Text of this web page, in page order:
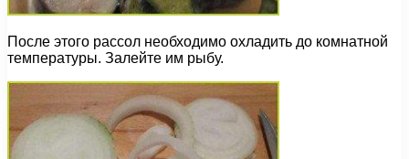
После этого рассол необходимо охладить до комнатной
температуры. Залейте им рыбу.